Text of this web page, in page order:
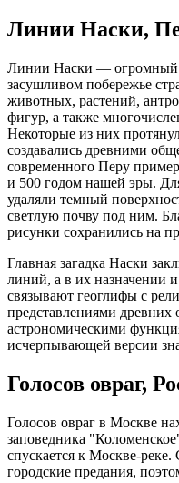
Линии Наски,
Линии Наски — огромный
засушливом побережье
животных, растений,
фигур, а также
Некоторые из них
создавались древними
современного Перу
и 500 годом нашей эры.
удаляли темный
светлую почву под ним.
рисунки сохранились на
Главная загадка Наски
линий, а в их назначении
связывают геоглифы с
представлениями
астрономическими
исчерпывающей версии
Голосов овраг,
Голосов овраг в Москве
заповедника
спускается к Москве-
городские предания,